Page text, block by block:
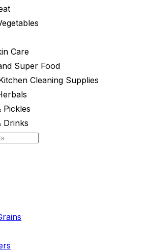
Care
Super Food
Cleaning Supplies
Pickles
Drinks